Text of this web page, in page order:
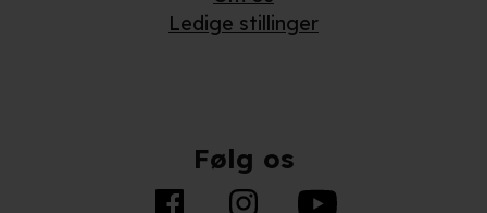
Ledige stillinger
Følg os